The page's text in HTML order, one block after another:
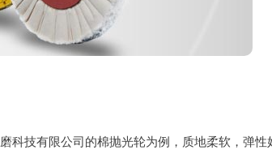
科技有限公司的棉抛光轮为例，质地柔软，弹性